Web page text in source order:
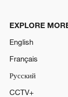
EXPLORE
English
Français
Русский
CCTV+